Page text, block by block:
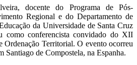
docente do Programa de Pós-
Regional e do Departamento de
da Universidade de Santa Cruz
como conferencista convidado do XII
Ordenação Territorial. O evento ocorreu
Santiago de Compostela, na Espanha.